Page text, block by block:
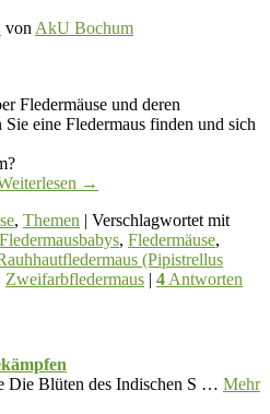
von AkU Bochum
Fledermäuse und deren
eine Fledermaus finden und sich
→
, Themen | Verschlagwortet mit
Fledermausbabys, Fledermäuse,
(Pipistrellus
Zweifarbfledermaus | 4 Antworten
Die Blüten des Indischen S … Mehr